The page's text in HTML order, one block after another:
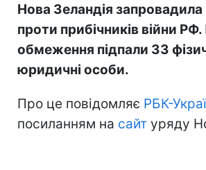
Нова Зеландія запровадила
проти прибічників війни РФ.
обмеження підпали 33
юридичні особи.
Про це повідомляє РБК-
посиланням на сайт уряду